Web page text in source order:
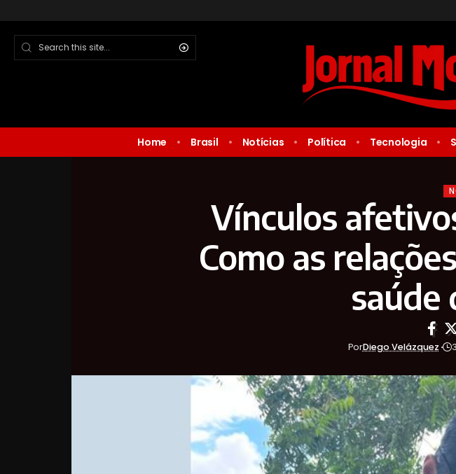
Home Brasil Notícias Política Tecnologia
Vínculos
Como as
saúde
PorDiego Velázquez